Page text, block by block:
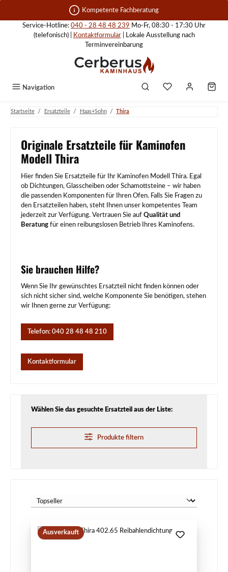
Zum Hauptinhalt springen Kompetente Fachberatung
Service-Hotline: 040 - 28 48 48 239 Mo-Fr, 08:30 - 17:30 Uhr
(telefonisch) |
Kontaktformular| Lokale Ausstellung nach
Terminvereinbarung
Navigation
Startseite / Ersatzteile / Haas+Sohn / Thira
Originale Ersatzteile für Kaminofen
Modell Thira
Hier finden Sie Ersatzteile für Ihr Kaminofen Modell Thira. Egal
ob Dichtungen, Glasscheiben oder Schamottsteine – wir haben
die passenden Komponenten für Ihren Ofen. Falls Sie Fragen zu
den Ersatzteilen haben, steht Ihnen unser kompetentes Team
jederzeit zur Verfügung. Vertrauen Sie auf Qualität und
Beratung für einen reibungslosen Betrieb Ihres Kaminofens.
Sie brauchen Hilfe?
Wenn Sie Ihr gewünschtes Ersatzteil nicht finden können oder
sich nicht sicher sind, welche Komponente Sie benötigen, stehen
wir Ihnen gerne zur Verfügung:
Telefon: 040 28 48 48 210
Kontaktformular
Wählen Sie das gesuchte Ersatzteil aus der Liste:
Produkte filtern
Ausverkauft